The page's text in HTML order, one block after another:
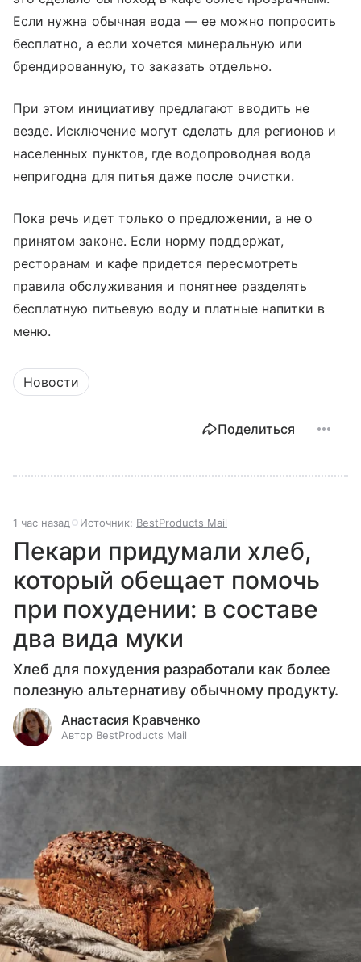
Если нужна обычная вода — ее можно попросить
бесплатно, а если хочется минеральную или
брендированную, то заказать отдельно.
При этом инициативу предлагают вводить не
везде. Исключение могут сделать для регионов и
населенных пунктов, где водопроводная вода
непригодна для питья даже после очистки.
Пока речь идет только о предложении, а не о
принятом законе. Если норму поддержат,
ресторанам и кафе придется пересмотреть
правила обслуживания и понятнее разделять
бесплатную питьевую воду и платные напитки в
меню.
Новости
Поделиться
1 час назад Источник: BestProducts Mail
Пекари придумали хлеб,
который обещает помочь
при похудении: в составе
два вида муки
Хлеб для похудения разработали как более
полезную альтернативу обычному продукту.
Анастасия Кравченко
Автор BestProducts Mail